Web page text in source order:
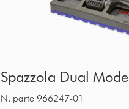
Dual
Mode
Spazzola Dual Mode
N. parte 966247-01